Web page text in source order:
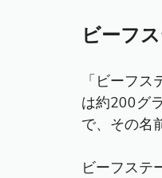
ビーフ
「ビーフ
は約200グ
で、その名
ビーフステ